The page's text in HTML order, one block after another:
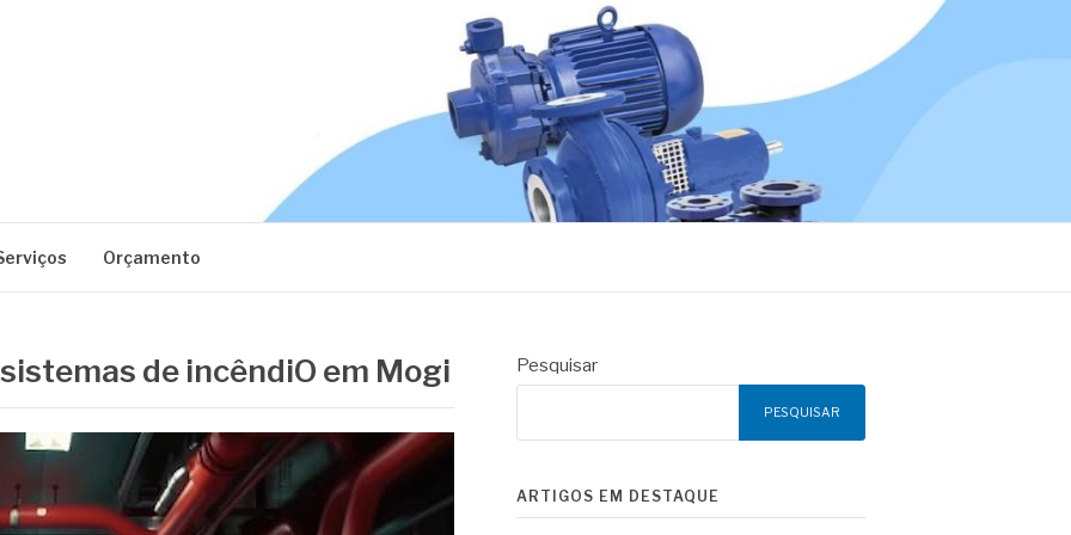
Orçamento
de incêndiO em Mogi Pesquisar
PESQUISAR
ARTIGOS EM DESTAQUE